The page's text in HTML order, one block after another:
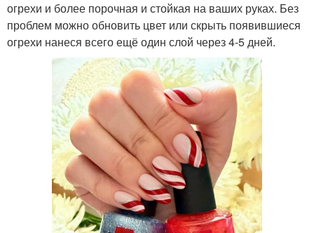
огрехи и более порочная и стойкая на ваших руках. Без
проблем можно обновить цвет или скрыть появившиеся
огрехи нанеся всего ещё один слой через 4-5 дней.